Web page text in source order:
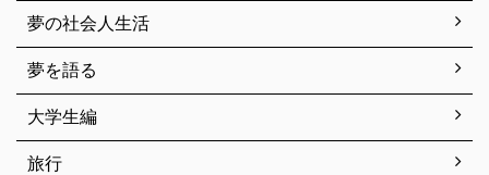
夢の社会人生活
夢を語る
大学生編
旅行